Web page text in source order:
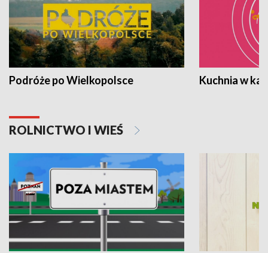
Podróże po Wielkopolsce Kuchnia w
ROLNICTWO I WIEŚ